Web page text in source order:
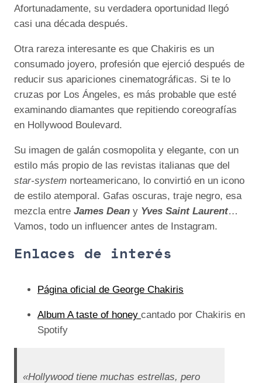
Afortunadamente, su verdadera oportunidad llegó
casi una década después.
Otra rareza interesante es que Chakiris es un
consumado joyero, profesión que ejerció después de
reducir sus apariciones cinematográficas. Si te lo
cruzas por Los Ángeles, es más probable que esté
examinando diamantes que repitiendo coreografías
en Hollywood Boulevard.
Su imagen de galán cosmopolita y elegante, con un
estilo más propio de las revistas italianas que del
star-system norteamericano, lo convirtió en un icono
de estilo atemporal. Gafas oscuras, traje negro, esa
mezcla entre James Dean y Yves Saint Laurent…
Vamos, todo un influencer antes de Instagram.
Enlaces de interés
Página oficial de George Chakiris
Album A taste of honey cantado por Chakiris en
Spotify
«Hollywood tiene muchas estrellas, pero